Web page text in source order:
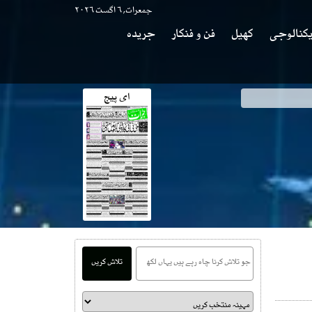
جمعرات, ۶ اگست ۲۰۲۶
کھیل فن و فنکار
جریدہ
ای پیج
تلاش کریں